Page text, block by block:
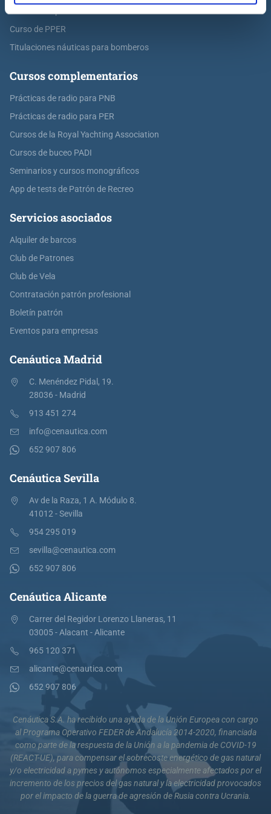
Curso de Capitán de Yate
Curso de PPER
Titulaciones náuticas para bomberos
Cursos complementarios
Prácticas de radio para PNB
Prácticas de radio para PER
Cursos de la Royal Yachting Association
Cursos de buceo PADI
Seminarios y cursos monográficos
App de tests de Patrón de Recreo
Servicios asociados
Alquiler de barcos
Club de Patrones
Club de Vela
Contratación patrón profesional
Boletín patrón
Eventos para empresas
Cenáutica Madrid
C. Menéndez Pidal, 19.
28036 - Madrid
913 451 274
info@cenautica.com
652 907 806
Cenáutica Sevilla
Av de la Raza, 1 A. Módulo 8.
41012 - Sevilla
954 295 019
sevilla@cenautica.com
652 907 806
Cenáutica Alicante
Carrer del Regidor Lorenzo Llaneras, 11
03005 - Alacant - Alicante
965 120 371
alicante@cenautica.com
652 907 806
Cenáutica S.A. ha recibido una ayuda de la Unión Europea con cargo
al Programa Operativo FEDER de Andalucía 2014-2020, financiada
como parte de la respuesta de la Unión a la pandemia de COVID-19
(REACT-UE), para compensar el sobrecoste energético de gas natural
y/o electricidad a pymes y autónomos especialmente afectados por el
incremento de los precios del gas natural y la electricidad provocados
por el impacto de la guerra de agresión de Rusia contra Ucrania.